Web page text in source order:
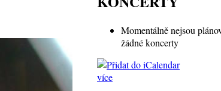
Momentálně nejsou
žádné koncerty
více